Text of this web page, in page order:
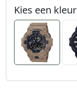
Kies een kleur